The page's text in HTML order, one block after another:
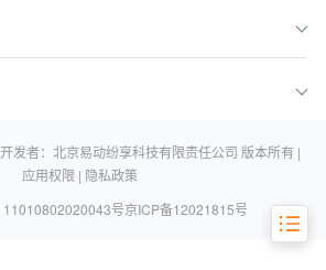
常见问题解答
开发者：北京易动纷享科技有限责任公司 版本所有 |
应用权限 | 隐私政策
11010802020043号京ICP备12021815号